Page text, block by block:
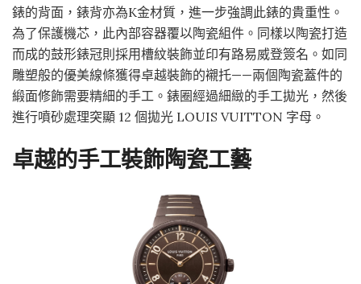
錶的背面，錶背亦為K金材質，進一步強調此錶的貴重性。
為了保護機芯，此內部容器覆以陶瓷組件。同樣以陶瓷打造
而成的鼓形錶冠則採用槽紋裝飾並印有路易威登簽名。如同
雕塑般的優美線條獲得卓越裝飾的襯托——兩個陶瓷蓋件的
緞面修飾需要精細的手工。錶圈經過細緻的手工拋光，然後
進行噴砂處理突顯 12 個拋光 LOUIS VUITTON 字母。
卓越的手工裝飾陶瓷工藝